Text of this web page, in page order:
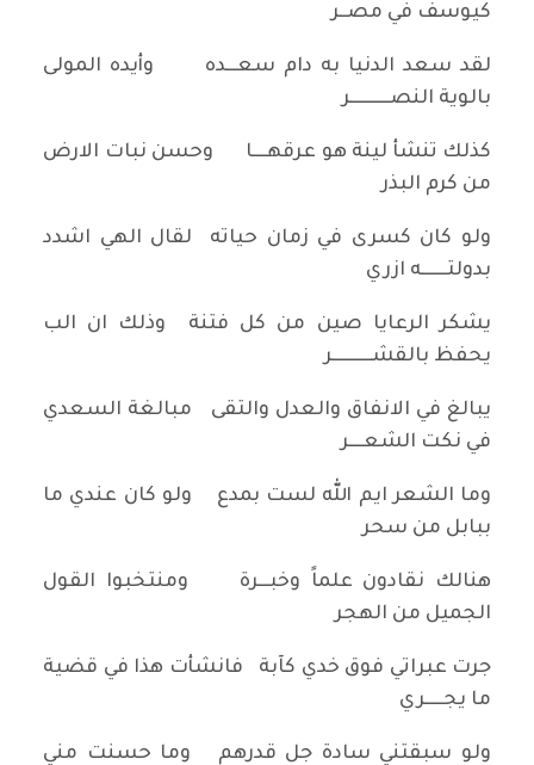
كيوسف في مصــر
لقد سعد الدنيا به دام سعـــده وأيده المولى
بالوية النصـــــــــــر
كذلك تنشأ لينة هو عرقهــــا وحسن نبات الارض
من كرم البذر
ولو كان كسرى في زمان حياته لقال الهي اشدد
بدولتـــــــه ازري
يشكر الرعايا صين من كل فتنة وذلك ان الب
يحفظ بالقشـــــــــــر
يبالغ في الانفاق والعدل والتقى مبالغة السعدي
في نكت الشعــــر
وما الشعر ايم الله لست بمدع ولو كان عندي ما
ببابل من سحر
هنالك نقادون علماً وخبـــرة ومنتخبوا القول
الجميل من الهجر
جرت عبراتي فوق خدي كآبة فانشأت هذا في قضية
ما يجـــــري
ولو سبقتني سادة جل قدرهم وما حسنت مني